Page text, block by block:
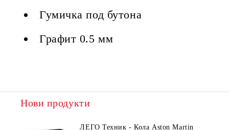
Гумичка под бутона
Графит 0.5 мм
Нови продукти
ЛЕГО Техник - Кола Aston Martin